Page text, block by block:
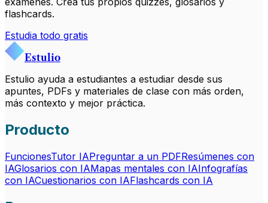
flashcards.
Estudia todo gratis
Estulio
Estulio ayuda a estudiantes a estudiar desde sus
apuntes, PDFs y materiales de clase con más orden,
más contexto y mejor práctica.
Producto
FuncionesTutor IAPreguntar a un PDFResúmenes con
IAGlosarios con IAMapas mentales con IAInfografías
con IACuestionarios con IAFlashcards con IA